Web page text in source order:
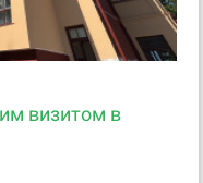
визитом в